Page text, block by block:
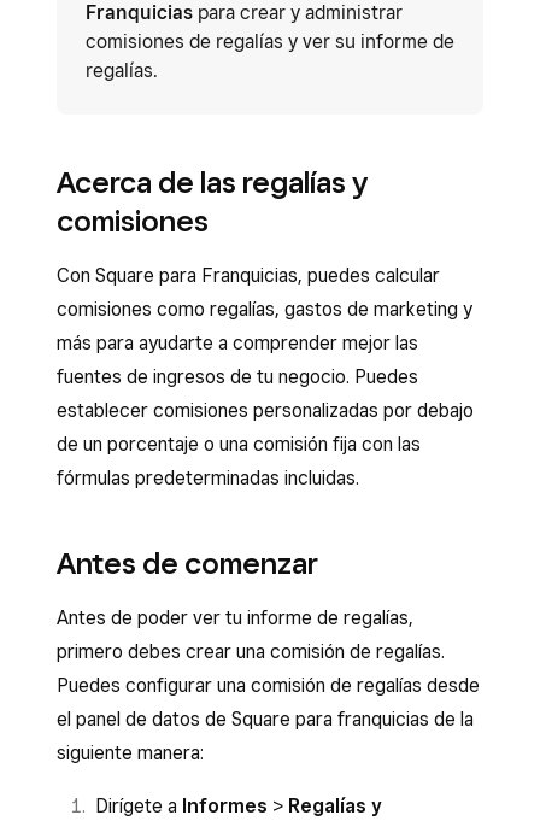
Franquicias para crear y administrar
comisiones de regalías y ver su informe de
regalías.
Acerca de las regalías y
comisiones
Con Square para Franquicias, puedes calcular
comisiones como regalías, gastos de marketing y
más para ayudarte a comprender mejor las
fuentes de ingresos de tu negocio. Puedes
establecer comisiones personalizadas por debajo
de un porcentaje o una comisión fija con las
fórmulas predeterminadas incluidas.
Antes de comenzar
Antes de poder ver tu informe de regalías,
primero debes crear una comisión de regalías.
Puedes configurar una comisión de regalías desde
el panel de datos de Square para franquicias de la
siguiente manera:
Dirígete a Informes > Regalías y